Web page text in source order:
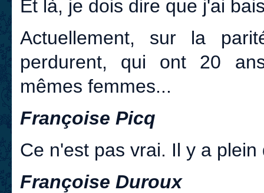
Et là, je dois dire que j'ai
Actuellement, sur la
perdurent, qui ont 20
mêmes femmes...
Françoise Picq
Ce n'est pas vrai. Il y a
Françoise Duroux